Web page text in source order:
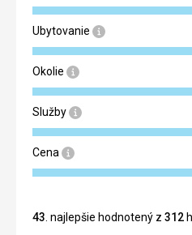
Ubytovanie
Okolie
Služby
Cena
43 . najlepšie hodnotený z 312